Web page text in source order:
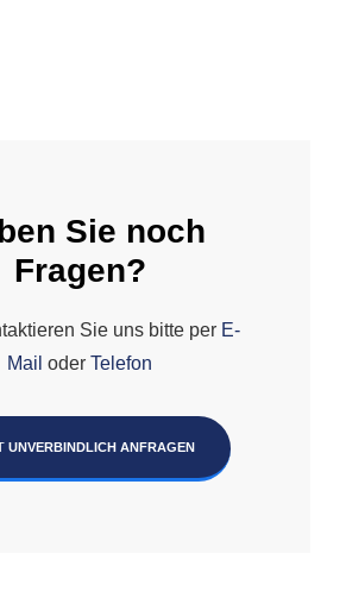
Sie noch
Fragen?
Sie uns bitte per E-
Mail oder Telefon
UNVERBINDLICH ANFRAGEN